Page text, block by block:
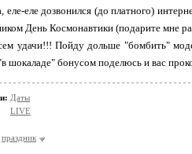
еле-еле дозвонился (до платного)
День Космонавтики (подарите мне
удачи!!! Пойду дольше "бомбить"
шокаладе" бонусом поделюсь и вас
Даты
LIVE
праздник